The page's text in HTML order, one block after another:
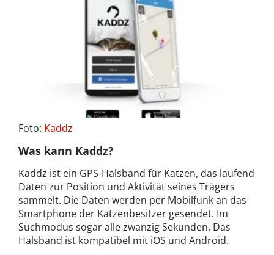
Foto: Kaddz
Was kann Kaddz?
Kaddz ist ein GPS-Halsband für Katzen, das laufend
Daten zur Position und Aktivität seines Trägers
sammelt. Die Daten werden per Mobilfunk an das
Smartphone der Katzenbesitzer gesendet. Im
Suchmodus sogar alle zwanzig Sekunden. Das
Halsband ist kompatibel mit iOS und Android.